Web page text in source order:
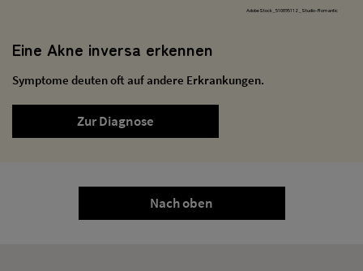
AdobeStock_510895112_Studio-Romantic
Eine Akne inversa erkennen
Symptome deuten oft auf andere Erkrankungen.
Zur Diagnose
Nach oben